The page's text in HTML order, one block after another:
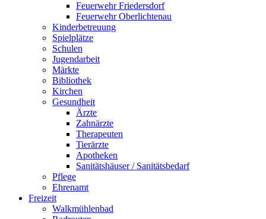
Feuerwehr Friedersdorf
Feuerwehr Oberlichtenau
Kinderbetreuung
Spielplätze
Schulen
Jugendarbeit
Märkte
Bibliothek
Kirchen
Gesundheit
Ärzte
Zahnärzte
Therapeuten
Tierärzte
Apotheken
Sanitätshäuser / Sanitätsbedarf
Pflege
Ehrenamt
Freizeit
Walkmühlenbad